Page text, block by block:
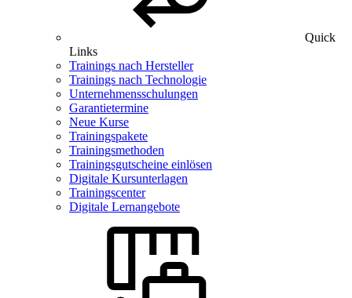
Quick
Links
Trainings nach Hersteller
Trainings nach Technologie
Unternehmensschulungen
Garantietermine
Neue Kurse
Trainingspakete
Trainingsmethoden
Trainingsgutscheine einlösen
Digitale Kursunterlagen
Trainingscenter
Digitale Lernangebote